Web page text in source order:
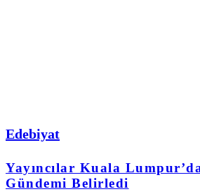
Edebiyat
Yayıncılar Kuala
Gündemi Belirledi